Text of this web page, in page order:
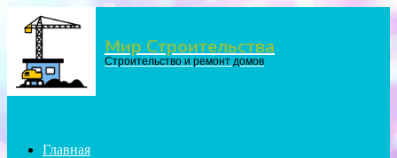
Menu Мир Строительства
Строительство и ремонт домов
Главная